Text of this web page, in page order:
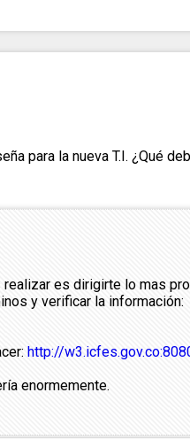
para la nueva T.I. ¿Qué
es dirigirte lo mas
y verificar la información:
http://
enormemente.